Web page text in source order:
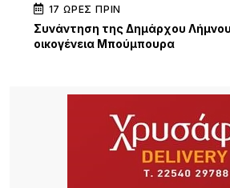
17 ΏΡΕΣ ΠΡΙΝ
Συνάντηση της Δημάρχου
οικογένεια Μπούμπουρα
συνεργασίες και διακρίσεις
«Όταν η Αγάπη Πλημμυρίζει την